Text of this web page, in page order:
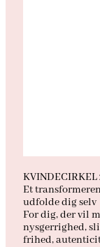
KVINDECIRKEL
Et
udfolde dig selv
For dig, der vil
nysgerrighed,
frihed,